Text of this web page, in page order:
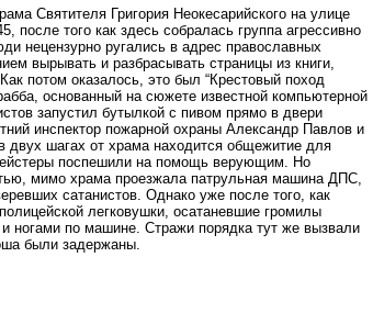
Святителя Григория Неокесарийского на улице
того как здесь собралась группа агрессивно
нецензурно ругались в адрес православных
вырывать и разбрасывать страницы из книги,
потом оказалось, это был “Крестовый поход
основанный на сюжете известной компьютерной
запустил бутылкой с пивом прямо в двери
инспектор пожарной охраны Александр Павлов и
двух шагах от храма находится общежитие для
поспешили на помощь верующим. Но
мимо храма проезжала патрульная машина ДПС,
сатанистов. Однако уже после того, как
легковушки, осатаневшие громилы
ногами по машине. Стражи порядка тут же вызвали
были задержаны.